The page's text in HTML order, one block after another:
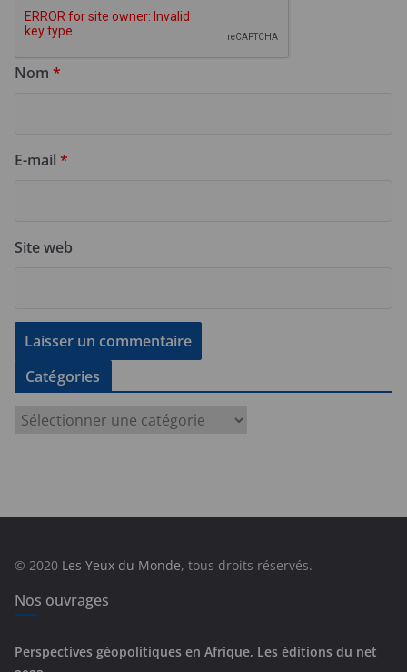
Nom *
E-mail *
Site web
Catégories
e
© 2020 Les Yeux du Monde, tous droits réservés.
Nos ouvrages
Perspectives géopolitiques en Afrique, Les éditions du net